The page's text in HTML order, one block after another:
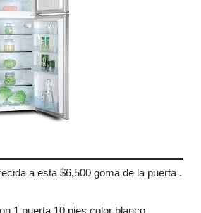
a esta $6,500 goma de la puerta .